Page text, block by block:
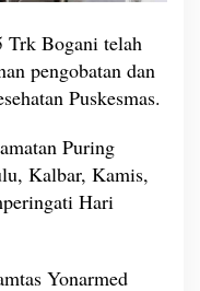
Trk Bogani telah
pengobatan dan
Puskesmas.
Puring
Kalbar, Kamis,
Hari
Yonarmed